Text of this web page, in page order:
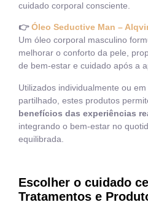
cuidado corporal consciente.
👉Óleo Seductive Man –
Um óleo corporal masculino
melhorar o conforto da pele,
de bem-estar e cuidado após a
Utilizados individualmente ou
partilhado, estes produtos
benefícios das experiências
integrando o bem-estar no
equilibrada.
Escolher o cuidado
Tratamentos e